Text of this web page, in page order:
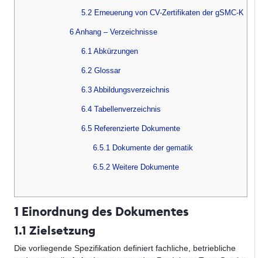
5.2 Erneuerung von CV-Zertifikaten der gSMC-K
6 Anhang – Verzeichnisse
6.1 Abkürzungen
6.2 Glossar
6.3 Abbildungsverzeichnis
6.4 Tabellenverzeichnis
6.5 Referenzierte Dokumente
6.5.1 Dokumente der gematik
6.5.2 Weitere Dokumente
1 Einordnung des Dokumentes
1.1 Zielsetzung
Die vorliegende Spezifikation definiert fachliche, betriebliche